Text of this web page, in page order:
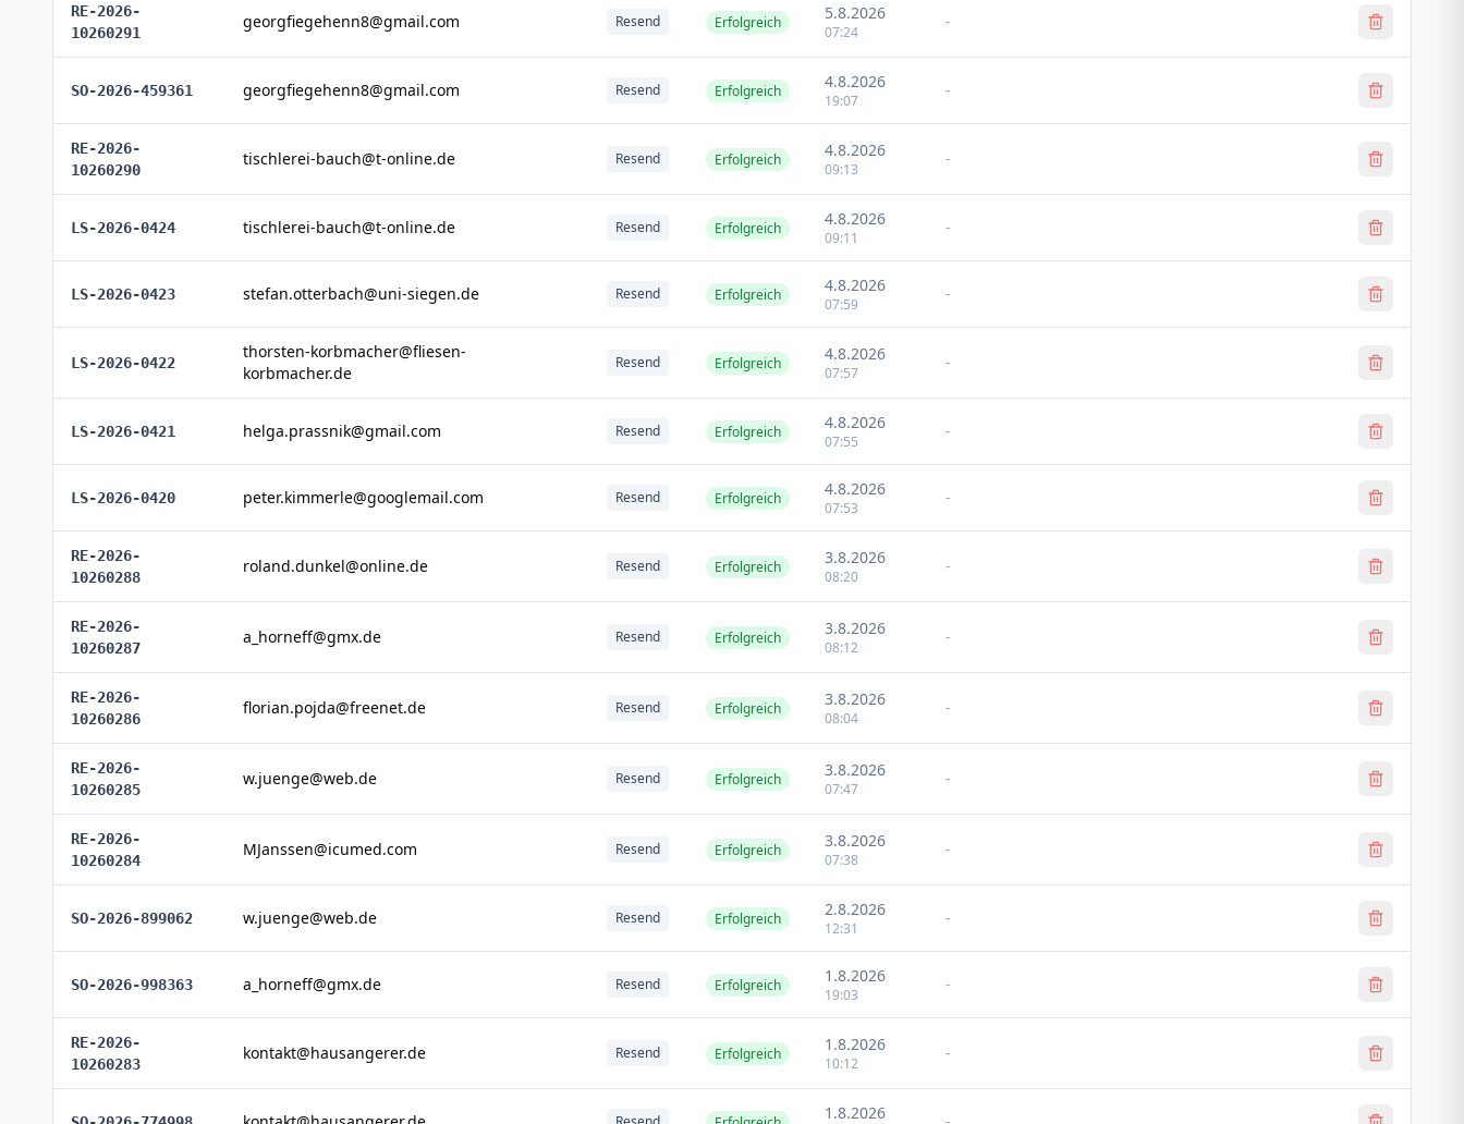
RE-2026-
10260291
georgfiegehenn8@gmail.com Resend Erfolgreich 5.8.2026
07:24
-
SO-2026-459361 georgfiegehenn8@gmail.com Resend Erfolgreich 4.8.2026
19:07
-
RE-2026-
10260290
tischlerei-bauch@t-online.de Resend Erfolgreich 4.8.2026
09:13
-
LS-2026-0424 tischlerei-bauch@t-online.de Resend Erfolgreich 4.8.2026
09:11
-
LS-2026-0423 stefan.otterbach@uni-siegen.de Resend Erfolgreich 4.8.2026
07:59
-
LS-2026-0422
thorsten-korbmacher@fliesen-
korbmacher.de
Resend Erfolgreich 4.8.2026
07:57
-
LS-2026-0421 helga.prassnik@gmail.com Resend Erfolgreich 4.8.2026
07:55
-
LS-2026-0420 peter.kimmerle@googlemail.com Resend Erfolgreich 4.8.2026
07:53
-
RE-2026-
10260288
roland.dunkel@online.de Resend Erfolgreich 3.8.2026
08:20
-
RE-2026-
10260287
a_horneff@gmx.de Resend Erfolgreich 3.8.2026
08:12
-
RE-2026-
10260286
florian.pojda@freenet.de Resend Erfolgreich 3.8.2026
08:04
-
RE-2026-
10260285
w.juenge@web.de Resend Erfolgreich 3.8.2026
07:47
-
RE-2026-
10260284
MJanssen@icumed.com Resend Erfolgreich 3.8.2026
07:38
-
SO-2026-899062 w.juenge@web.de Resend Erfolgreich 2.8.2026
12:31
-
SO-2026-998363 a_horneff@gmx.de Resend Erfolgreich 1.8.2026
19:03
-
RE-2026-
10260283
kontakt@hausangerer.de Resend Erfolgreich 1.8.2026
10:12
-
1.8.2026